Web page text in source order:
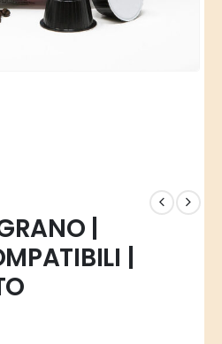
|
|